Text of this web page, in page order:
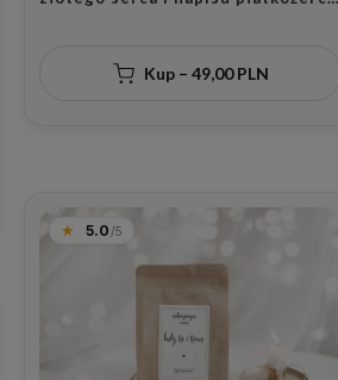
Kup – 49,00 PLN
5.0